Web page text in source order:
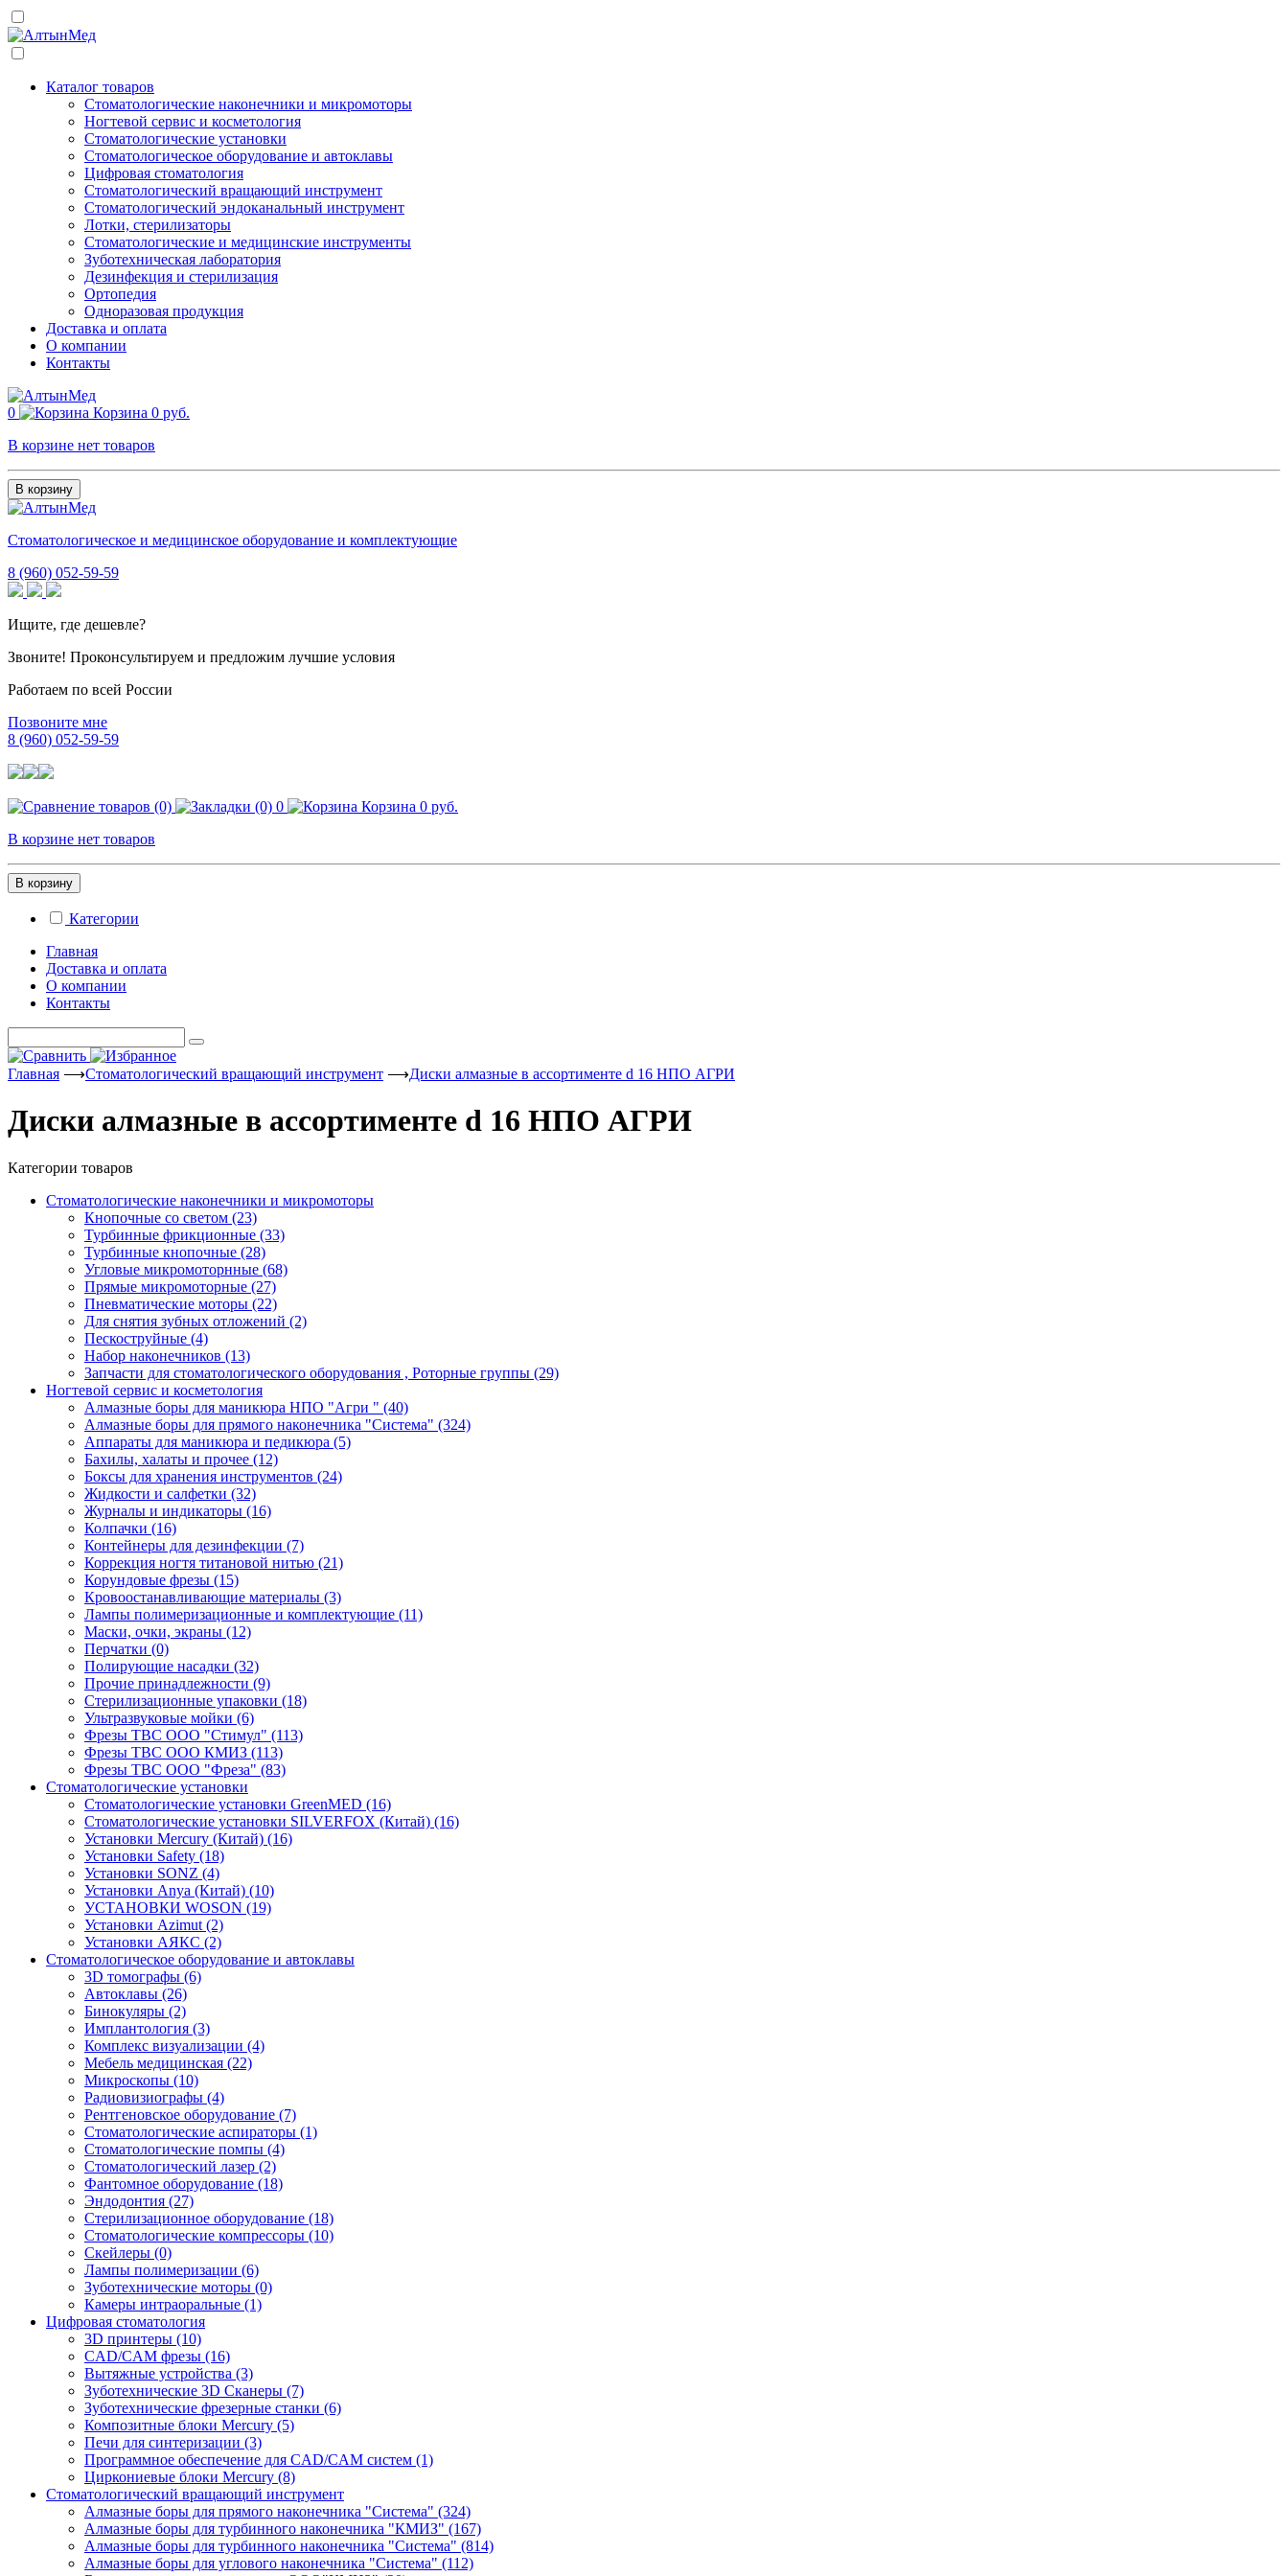
Каталог товаров
Стоматологические наконечники и микромоторы
Ногтевой сервис и косметология
Стоматологические установки
Стоматологическое оборудование и автоклавы
Цифровая стоматология
Стоматологический вращающий инструмент
Стоматологический эндоканальный инструмент
Лотки, стерилизаторы
Стоматологические и медицинские инструменты
Зуботехническая лаборатория
Дезинфекция и стерилизация
Ортопедия
Одноразовая продукция
Доставка и оплата
О компании
Контакты
0 Корзина 0 руб.
В корзине нет товаров
В корзину
Стоматологическое и медицинское оборудование и комплектующие
8 (960) 052-59-59
Ищите, где дешевле?
Звоните! Проконсультируем и предложим лучшие условия
Работаем по всей России
Позвоните мне
8 (960) 052-59-59
0 Корзина 0 руб.
В корзине нет товаров
В корзину
Категории
Главная
Доставка и оплата
О компании
Контакты
Главная ⟶Стоматологический вращающий инструмент ⟶Диски алмазные в ассортименте d 16 НПО АГРИ
Диски алмазные в ассортименте d 16 НПО АГРИ
Категории товаров
Стоматологические наконечники и микромоторы
Кнопочные со светом (23)
Турбинные фрикционные (33)
Турбинные кнопочные (28)
Угловые микромоторнные (68)
Прямые микромоторные (27)
Пневматические моторы (22)
Для снятия зубных отложений (2)
Пескоструйные (4)
Набор наконечников (13)
Запчасти для стоматологического оборудования , Роторные группы (29)
Ногтевой сервис и косметология
Алмазные боры для маникюра НПО "Агри " (40)
Алмазные боры для прямого наконечника "Система" (324)
Аппараты для маникюра и педикюра (5)
Бахилы, халаты и прочее (12)
Боксы для хранения инструментов (24)
Жидкости и салфетки (32)
Журналы и индикаторы (16)
Колпачки (16)
Контейнеры для дезинфекции (7)
Коррекция ногтя титановой нитью (21)
Корундовые фрезы (15)
Кровоостанавливающие материалы (3)
Лампы полимеризационные и комплектующие (11)
Маски, очки, экраны (12)
Перчатки (0)
Полирующие насадки (32)
Прочие принадлежности (9)
Стерилизационные упаковки (18)
Ультразвуковые мойки (6)
Фрезы ТВС ООО "Стимул" (113)
Фрезы ТВС ООО КМИЗ (113)
Фрезы ТВС ООО "Фреза" (83)
Стоматологические установки
Стоматологические установки GreenMED (16)
Стоматологические установки SILVERFOX (Китай) (16)
Установки Mercury (Китай) (16)
Установки Safety (18)
Установки SONZ (4)
Установки Anya (Китай) (10)
УСТАНОВКИ WOSON (19)
Установки Аzimut (2)
Установки АЯКС (2)
Стоматологическое оборудование и автоклавы
3D томографы (6)
Автоклавы (26)
Бинокуляры (2)
Имплантология (3)
Комплекс визуализации (4)
Мебель медицинская (22)
Микроскопы (10)
Радиовизиографы (4)
Рентгеновское оборудование (7)
Стоматологические аспираторы (1)
Стоматологические помпы (4)
Стоматологический лазер (2)
Фантомное оборудование (18)
Эндодонтия (27)
Стерилизационное оборудование (18)
Стоматологические компрессоры (10)
Скейлеры (0)
Лампы полимеризации (6)
Зуботехнические моторы (0)
Камеры интраоральные (1)
Цифровая стоматология
3D принтеры (10)
CAD/CAM фрезы (16)
Вытяжные устройства (3)
Зуботехнические 3D Сканеры (7)
Зуботехнические фрезерные станки (6)
Композитные блоки Mercury (5)
Печи для синтеризации (3)
Программное обеспечение для CAD/CAM систем (1)
Циркониевые блоки Mercury (8)
Стоматологический вращающий инструмент
Алмазные боры для прямого наконечника "Система" (324)
Алмазные боры для турбинного наконечника "КМИЗ" (167)
Алмазные боры для турбинного наконечника "Система" (814)
Алмазные боры для углового наконечника "Система" (112)